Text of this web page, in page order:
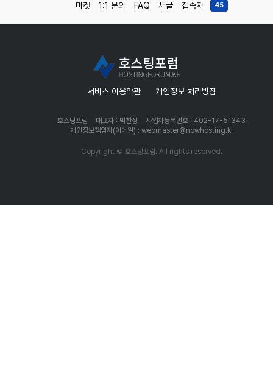
마켓 1:1 문의 FAQ 새글 접속자 45
서비스 이용약관 개인정보 처리방침
호스팅포럼 대표자 : 박찬성
사업자등록번호 : 402-17-51343
개인정보책임자(이메일) : webmaster@nowhosting.kr
Copyright © 호스팅포럼. All rights reserved.